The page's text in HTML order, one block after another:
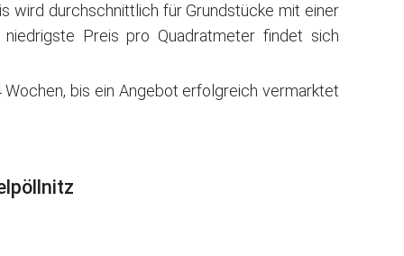
wird durchschnittlich für Grundstücke mit einer
Preis pro Quadratmeter findet sich
bis ein Angebot erfolgreich vermarktet